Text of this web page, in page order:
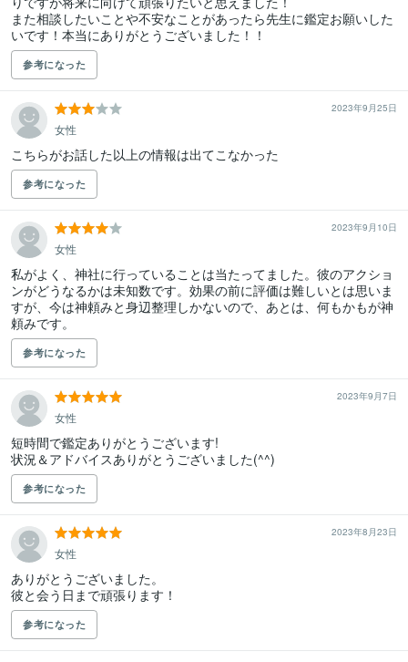
また相談したいことや不安なことがあったら先生に鑑定お願いした
いです！本当にありがとうございました！！
参考になった
2023年9月25日
女性
こちらがお話した以上の情報は出てこなかった
参考になった
2023年9月10日
女性
私がよく、神社に行っていることは当たってました。彼のアクショ
ンがどうなるかは未知数です。効果の前に評価は難しいとは思いま
すが、今は神頼みと身辺整理しかないので、あとは、何もかもが神
頼みです。
参考になった
2023年9月7日
女性
短時間で鑑定ありがとうございます!
状況＆アドバイスありがとうございました(^^)
参考になった
2023年8月23日
女性
ありがとうございました。
彼と会う日まで頑張ります！
参考になった